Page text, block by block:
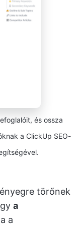
és ossza
a ClickUp SEO-
törőnek
a
a